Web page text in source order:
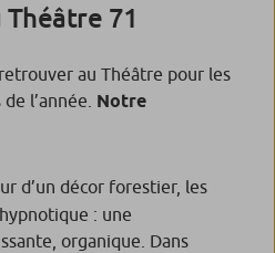
Théâtre 71
au Théâtre pour les
l’année. Notre
d’un décor forestier, les
: une
organique. Dans